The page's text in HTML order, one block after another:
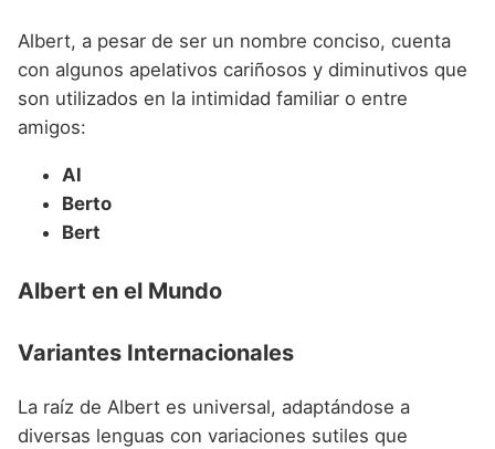
Albert, a pesar de ser un nombre conciso, cuenta
con algunos apelativos cariñosos y diminutivos que
son utilizados en la intimidad familiar o entre
amigos:
Al
Berto
Bert
Albert en el Mundo
Variantes Internacionales
La raíz de Albert es universal, adaptándose a
diversas lenguas con variaciones sutiles que